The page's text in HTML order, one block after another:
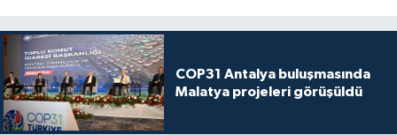
COP31 Antalya buluşmasında
Malatya projeleri görüşüldü